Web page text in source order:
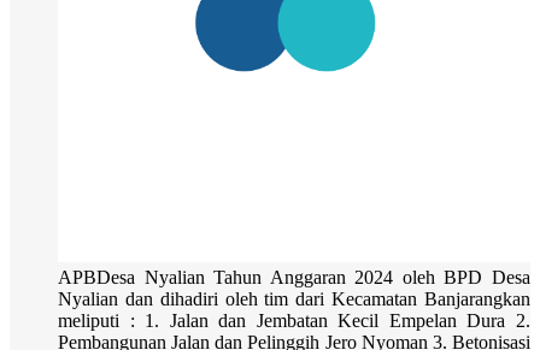
APBDesa Nyalian Tahun Anggaran 2024 oleh BPD Desa
Nyalian dan dihadiri oleh tim dari Kecamatan Banjarangkan
meliputi : 1. Jalan dan Jembatan Kecil Empelan Dura 2.
Pembangunan Jalan dan Pelinggih Jero Nyoman 3. Betonisasi